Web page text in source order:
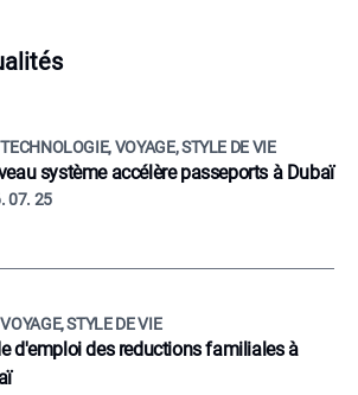
VOYAGE, STYLE DE VIE
système accélère passeports à Dubaï
07. 25
STYLE DE VIE
d'emploi des reductions familiales à